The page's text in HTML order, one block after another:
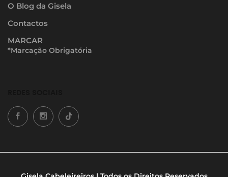
O Blog da Gisela
Contactos
MARCAR
*Marcação Obrigatória